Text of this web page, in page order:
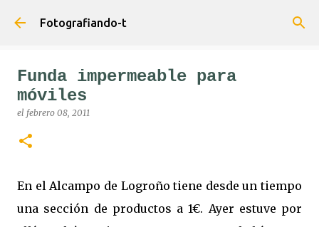
Ir al contenido principal
Fotografiando-t
Funda impermeable para
móviles
el febrero 08, 2011
En el Alcampo de Logroño tiene desde un tiempo
una sección de productos a 1€. Ayer estuve por